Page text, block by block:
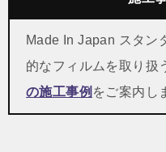
Made In Japan スタン
的なフィルムを取り扱
の施工事例 をご案内し